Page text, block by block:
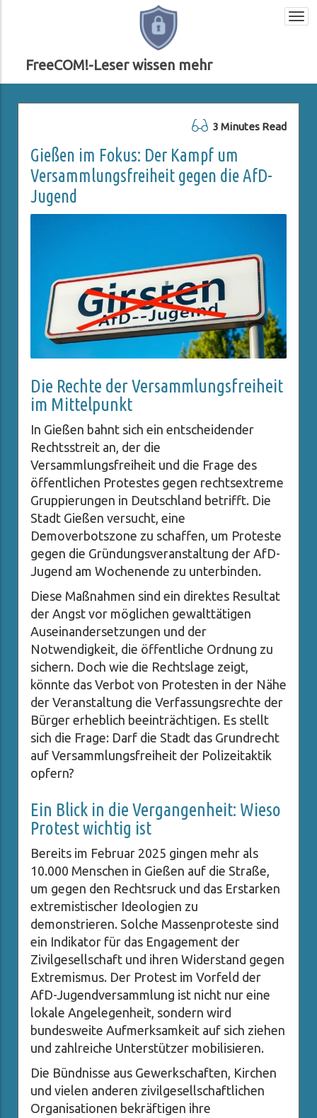
FreeCOM!-Leser wissen mehr
3 Minutes Read
Gießen im Fokus: Der Kampf um
Versammlungsfreiheit gegen die AfD-
Jugend
Die Rechte der Versammlungsfreiheit
im Mittelpunkt
In Gießen bahnt sich ein entscheidender
Rechtsstreit an, der die
Versammlungsfreiheit und die Frage des
öffentlichen Protestes gegen rechtsextreme
Gruppierungen in Deutschland betrifft. Die
Stadt Gießen versucht, eine
Demoverbotszone zu schaffen, um Proteste
gegen die Gründungsveranstaltung der AfD-
Jugend am Wochenende zu unterbinden.
Diese Maßnahmen sind ein direktes Resultat
der Angst vor möglichen gewalttätigen
Auseinandersetzungen und der
Notwendigkeit, die öffentliche Ordnung zu
sichern. Doch wie die Rechtslage zeigt,
könnte das Verbot von Protesten in der Nähe
der Veranstaltung die Verfassungsrechte der
Bürger erheblich beeinträchtigen. Es stellt
sich die Frage: Darf die Stadt das Grundrecht
auf Versammlungsfreiheit der Polizeitaktik
opfern?
Ein Blick in die Vergangenheit: Wieso
Protest wichtig ist
Bereits im Februar 2025 gingen mehr als
10.000 Menschen in Gießen auf die Straße,
um gegen den Rechtsruck und das Erstarken
extremistischer Ideologien zu
demonstrieren. Solche Massenproteste sind
ein Indikator für das Engagement der
Zivilgesellschaft und ihren Widerstand gegen
Extremismus. Der Protest im Vorfeld der
AfD-Jugendversammlung ist nicht nur eine
lokale Angelegenheit, sondern wird
bundesweite Aufmerksamkeit auf sich ziehen
und zahlreiche Unterstützer mobilisieren.
Die Bündnisse aus Gewerkschaften, Kirchen
und vielen anderen zivilgesellschaftlichen
Organisationen bekräftigen ihre